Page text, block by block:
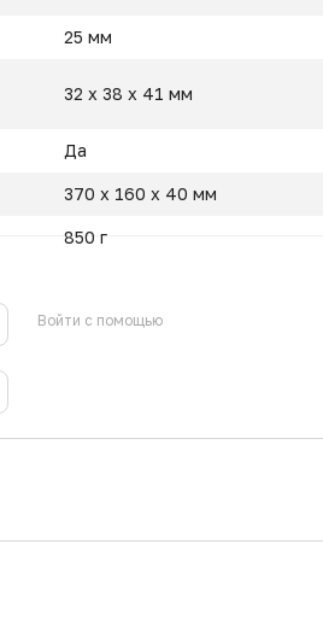
25 мм
32 х 38 х 41 мм
Да
370 х 160 х 40 мм
850 г
Войти с помощью